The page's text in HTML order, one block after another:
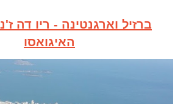
ברזיל וארגנטינה - ריו דה
האיגואסו